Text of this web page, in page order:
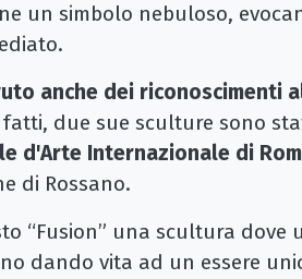
un simbolo nebuloso,
anche dei riconoscimenti
due sue sculture sono
d'Arte Internazionale di
di Rossano.
“Fusion” una scultura
dando vita ad un essere